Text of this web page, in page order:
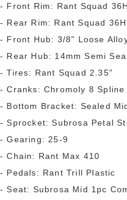
- Front Rim: Rant Squad
- Rear Rim: Rant Squad
- Front Hub: 3/8" Loose
- Rear Hub: 14mm Semi
- Tires: Rant Squad 2.35"
- Cranks: Chromoly 8 Spline
- Bottom Bracket: Sealed
- Sprocket: Subrosa Petal
- Gearing: 25-9
- Chain: Rant Max 410
- Pedals: Rant Trill Plastic
- Seat: Subrosa Mid 1pc